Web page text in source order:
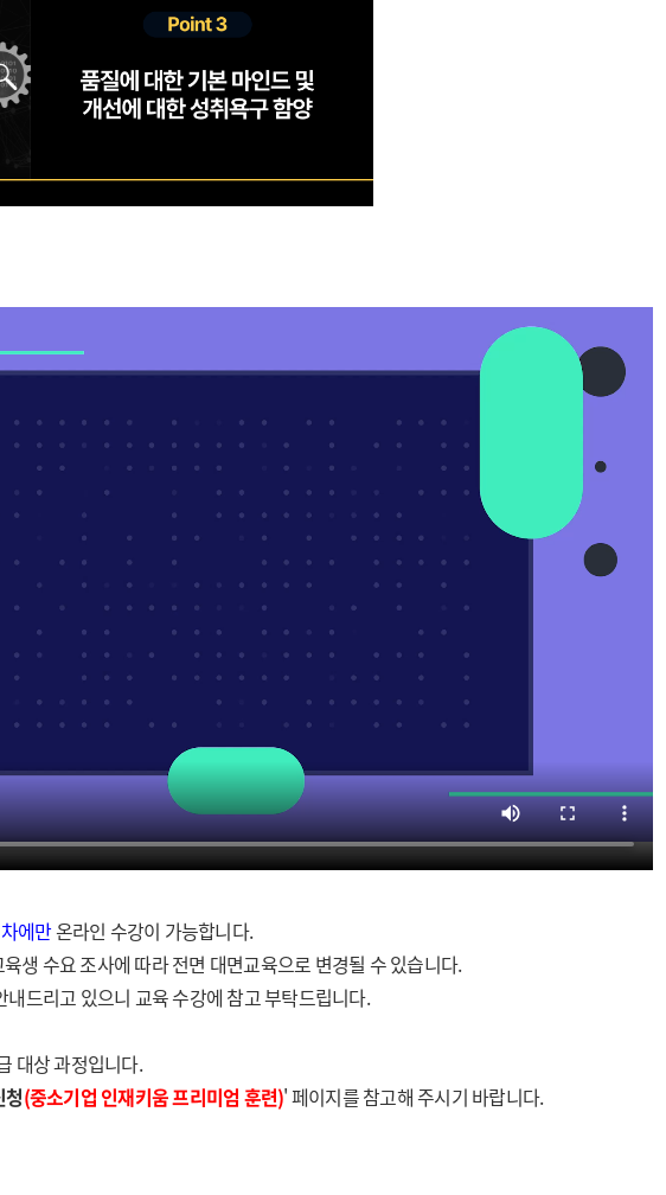
에만온라인 수강이 가능합니다.
생 수요 조사에 따라 전면 대면교육으로 변경될 수 있습니다.
드리고 있으니 교육 수강에 참고 부탁드립니다.
대상 과정입니다.
(중소기업 인재키움 프리미엄 훈련)' 페이지를 참고해 주시기 바랍니다.